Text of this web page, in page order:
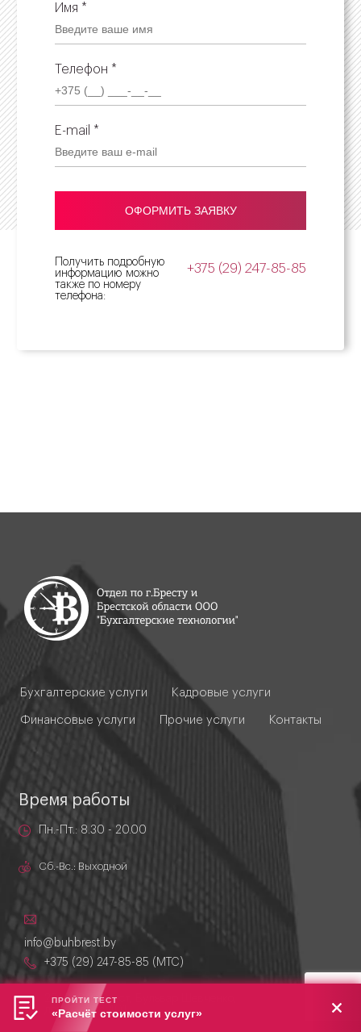
Имя *
Телефон *
E-mail *
Получить подробную
информацию можно
также по номеру
телефона:
+375 (29) 247-85-85
Бухгалтерские услуги Кадровые услуги
Финансовые услуги Прочие услуги Контакты
Время работы
Пн.-Пт.: 8.30 - 20.00
Сб.-Вс.: Выходной
info@buhbrest.by
+375 (29) 247-85-85 (MTC)
224030, г. Брест, Бульвар Шевченко,
дом 4, офис 401
ПРОЙТИ ТЕСТ
«Расчёт стоимости услуг»